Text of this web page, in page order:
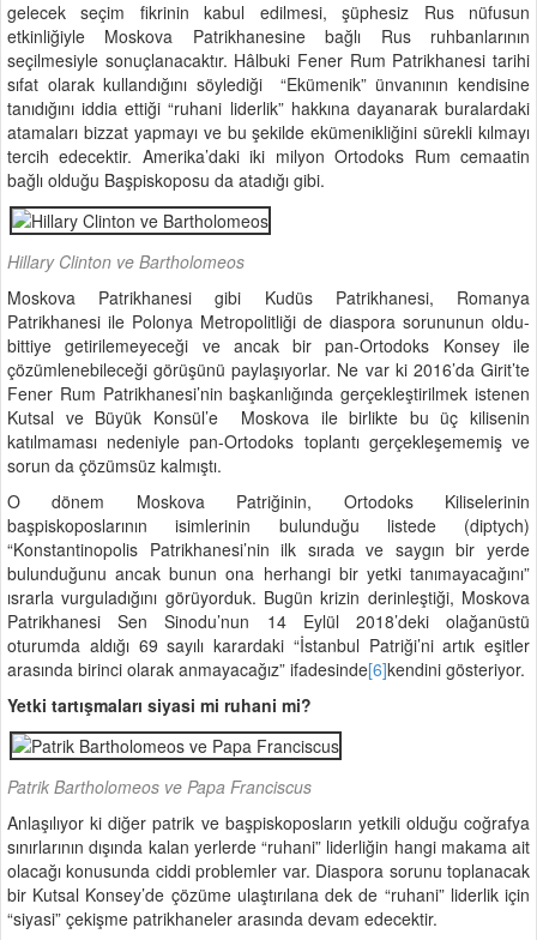
gelecek seçim fikrinin kabul edilmesi, şüphesiz Rus nüfusun
etkinliğiyle Moskova Patrikhanesine bağlı Rus ruhbanlarının
seçilmesiyle sonuçlanacaktır. Hâlbuki Fener Rum Patrikhanesi tarihi
sıfat olarak kullandığını söylediği “Ekümenik” ünvanının kendisine
tanıdığını iddia ettiği “ruhani liderlik” hakkına dayanarak buralardaki
atamaları bizzat yapmayı ve bu şekilde ekümenikliğini sürekli kılmayı
tercih edecektir. Amerika’daki iki milyon Ortodoks Rum cemaatin
bağlı olduğu Başpiskoposu da atadığı gibi.
Hillary Clinton ve Bartholomeos
Moskova Patrikhanesi gibi Kudüs Patrikhanesi, Romanya
Patrikhanesi ile Polonya Metropolitliği de diaspora sorununun oldu-
bittiye getirilemeyeceği ve ancak bir pan-Ortodoks Konsey ile
çözümlenebileceği görüşünü paylaşıyorlar. Ne var ki 2016’da Girit’te
Fener Rum Patrikhanesi’nin başkanlığında gerçekleştirilmek istenen
Kutsal ve Büyük Konsül’e Moskova ile birlikte bu üç kilisenin
katılmaması nedeniyle pan-Ortodoks toplantı gerçekleşememiş ve
sorun da çözümsüz kalmıştı.
O dönem Moskova Patriğinin, Ortodoks Kiliselerinin
başpiskoposlarının isimlerinin bulunduğu listede (diptych)
“Konstantinopolis Patrikhanesi’nin ilk sırada ve saygın bir yerde
bulunduğunu ancak bunun ona herhangi bir yetki tanımayacağını”
ısrarla vurguladığını görüyorduk. Bugün krizin derinleştiği, Moskova
Patrikhanesi Sen Sinodu’nun 14 Eylül 2018’deki olağanüstü
oturumda aldığı 69 sayılı karardaki “İstanbul Patriği’ni artık eşitler
arasında birinci olarak anmayacağız” ifadesinde[6]kendini gösteriyor.
Yetki tartışmaları siyasi mi ruhani mi?
Patrik Bartholomeos ve Papa Franciscus
Anlaşılıyor ki diğer patrik ve başpiskoposların yetkili olduğu coğrafya
sınırlarının dışında kalan yerlerde “ruhani” liderliğin hangi makama ait
olacağı konusunda ciddi problemler var. Diaspora sorunu toplanacak
bir Kutsal Konsey’de çözüme ulaştırılana dek de “ruhani” liderlik için
“siyasi” çekişme patrikhaneler arasında devam edecektir.